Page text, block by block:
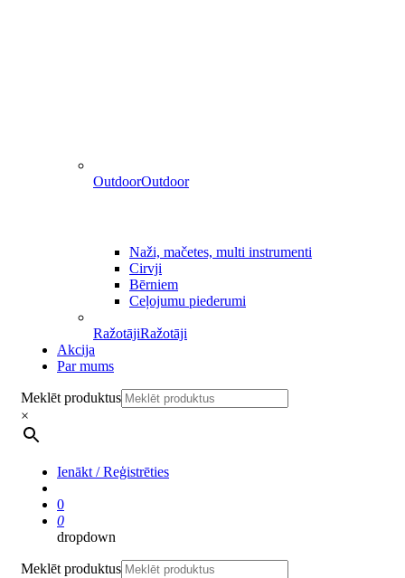
OutdoorOutdoor
Naži, mačetes, multi instrumenti
Cirvji
Bērniem
Ceļojumu piederumi
RažotājiRažotāji
Akcija
Par mums
Meklēt produktus
×
Ienākt / Reģistrēties
0
0
dropdown
Meklēt produktus